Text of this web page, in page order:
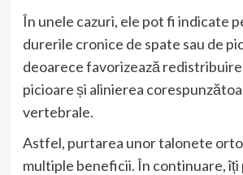
În unele cazuri, ele pot fi indicate
durerile cronice de spate sau de
deoarece favorizează
picioare și alinierea
vertebrale.
Astfel, purtarea unor talonete
multiple beneficii. În continuare, îți